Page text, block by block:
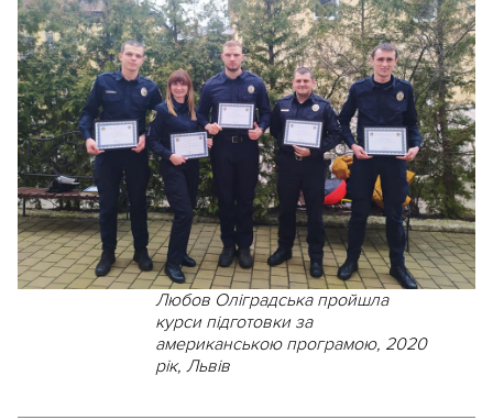
Любов Оліградська пройшла
курси підготовки за
американською програмою, 2020
рік, Львів